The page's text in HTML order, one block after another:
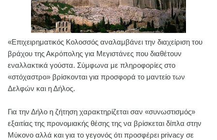
«Επιχειρηματικός Κολοσσός αναλαμβάνει την διαχείριση του
βράχου της Ακρόπολης για Μεγιστάνες που διαθέτουν
εναλλακτικά γούστα. Σύμφωνα με πληροφορίες στο
«στόχαστρο» βρίσκονται για προσφορά το μαντείο των
Δελφών και η Δήλος.
Για την Δήλο η ζήτηση χαρακτηρίζεται σαν «συνωστισμός»
εξαιτίας της προνομιακής θέσης της να βρίσκεται δίπλα στην
Μύκονο αλλά και για το γεγονός ότι προσφέρει privacy σε